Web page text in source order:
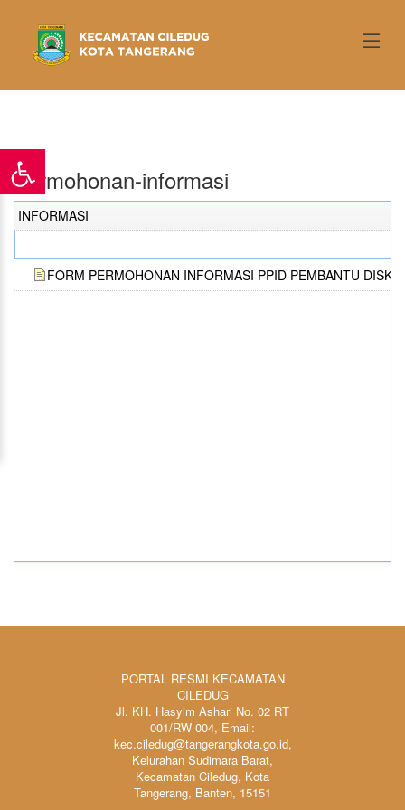
Home/ Informasi
Permohonan-informasi
INFORMASI
FORM PERMOHONAN INFORMASI PPID PEMBANTU
PORTAL RESMI KECAMATAN
CILEDUG
Jl. KH. Hasyim Ashari No. 02 RT
001/RW 004, Email:
kec.ciledug@tangerangkota.go.id,
Kelurahan Sudimara Barat,
Kecamatan Ciledug, Kota
Tangerang, Banten, 15151